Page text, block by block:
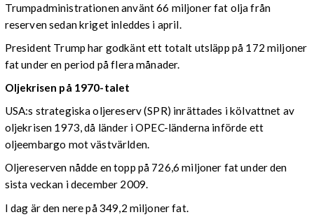
Trumpadministrationen använt 66 miljoner fat olja från
reserven sedan kriget inleddes i april.
President Trump har godkänt ett totalt utsläpp på 172 miljoner
fat under en period på flera månader.
Oljekrisen på 1970-talet
USA:s strategiska oljereserv (SPR) inrättades i kölvattnet av
oljekrisen 1973, då länder i OPEC-länderna införde ett
oljeembargo mot västvärlden.
Oljereserven nådde en topp på 726,6 miljoner fat under den
sista veckan i december 2009.
I dag är den nere på 349,2 miljoner fat.